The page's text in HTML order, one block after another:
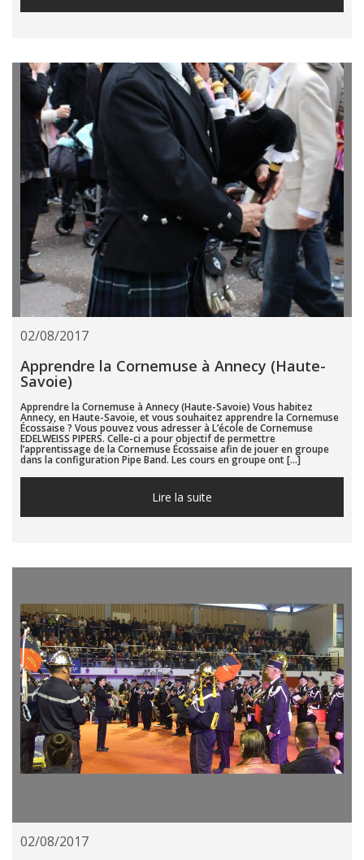
02/08/2017
Apprendre la Cornemuse à Annecy (Haute-
Savoie)
Apprendre la Cornemuse à Annecy (Haute-Savoie) Vous habitez
Annecy, en Haute-Savoie, et vous souhaitez apprendre la Cornemuse
Écossaise ? Vous pouvez vous adresser à L’école de Cornemuse
EDELWEISS PIPERS. Celle-ci a pour objectif de permettre
l’apprentissage de la Cornemuse Écossaise afin de jouer en groupe
dans la configuration Pipe Band. Les cours en groupe ont […]
Lire la suite
02/08/2017